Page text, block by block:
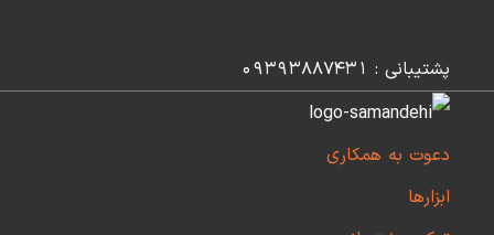
پشتیبانی : 09393887431
دعوت به همکاری
ابزارها